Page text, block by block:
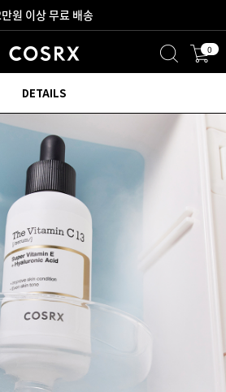
원 이상 무료 배송
회원 혜택을 만나보세요! 0
DETAILS